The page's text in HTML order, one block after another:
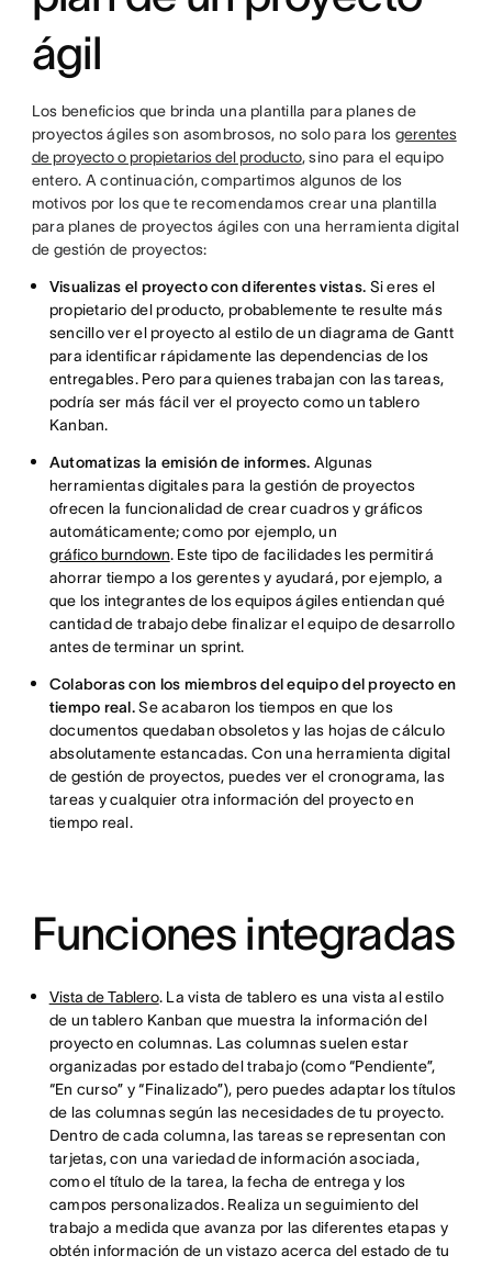
ágil
Los beneficios que brinda una plantilla para planes de
proyectos ágiles son asombrosos, no solo para los gerentes
de proyecto o propietarios del producto, sino para el equipo
entero. A continuación, compartimos algunos de los
motivos por los que te recomendamos crear una plantilla
para planes de proyectos ágiles con una herramienta digital
de gestión de proyectos:
Visualizas el proyecto con diferentes vistas. Si eres el
propietario del producto, probablemente te resulte más
sencillo ver el proyecto al estilo de un diagrama de Gantt
para identificar rápidamente las dependencias de los
entregables. Pero para quienes trabajan con las tareas,
podría ser más fácil ver el proyecto como un tablero
Kanban.
Automatizas la emisión de informes. Algunas
herramientas digitales para la gestión de proyectos
ofrecen la funcionalidad de crear cuadros y gráficos
automáticamente; como por ejemplo, un
gráfico burndown. Este tipo de facilidades les permitirá
ahorrar tiempo a los gerentes y ayudará, por ejemplo, a
que los integrantes de los equipos ágiles entiendan qué
cantidad de trabajo debe finalizar el equipo de desarrollo
antes de terminar un sprint.
Colaboras con los miembros del equipo del proyecto en
tiempo real.Se acabaron los tiempos en que los
documentos quedaban obsoletos y las hojas de cálculo
absolutamente estancadas. Con una herramienta digital
de gestión de proyectos, puedes ver el cronograma, las
tareas y cualquier otra información del proyecto en
tiempo real.
Funciones integradas
Vista de Tablero. La vista de tablero es una vista al estilo
de un tablero Kanban que muestra la información del
proyecto en columnas. Las columnas suelen estar
organizadas por estado del trabajo (como “Pendiente”,
“En curso” y “Finalizado”), pero puedes adaptar los títulos
de las columnas según las necesidades de tu proyecto.
Dentro de cada columna, las tareas se representan con
tarjetas, con una variedad de información asociada,
como el título de la tarea, la fecha de entrega y los
campos personalizados. Realiza un seguimiento del
trabajo a medida que avanza por las diferentes etapas y
obtén información de un vistazo acerca del estado de tu